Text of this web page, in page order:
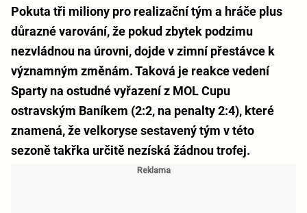
Pokuta tři miliony pro realizační tým a hráče plus
důrazné varování, že pokud zbytek podzimu
nezvládnou na úrovni, dojde v zimní přestávce k
významným změnám. Taková je reakce vedení
Sparty na ostudné vyřazení z MOL Cupu
ostravským Baníkem (2:2, na penalty 2:4), které
znamená, že velkoryse sestavený tým v této
sezoně takřka určitě nezíská žádnou trofej.